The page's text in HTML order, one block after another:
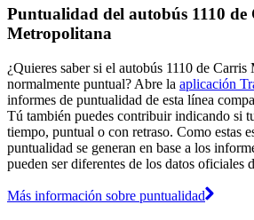
Puntualidad del autobús 1110 de
Metropolitana
¿Quieres saber si el autobús 1110 de
normalmente puntual? Abre la aplicación
informes de puntualidad de esta línea
Tú también puedes contribuir indicando si
tiempo, puntual o con retraso. Como estas
puntualidad se generan en base a los
pueden ser diferentes de los datos oficiales
Más información sobre puntualidad